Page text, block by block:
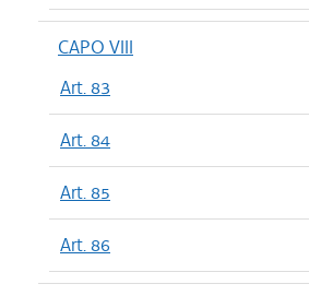
CAPO VIII
Art. 83
Art. 84
Art. 85
Art. 86